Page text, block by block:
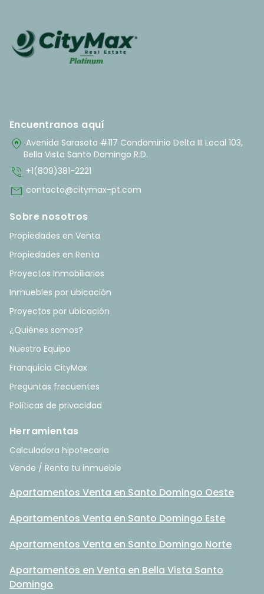
Encuentranos aquí
home_pin Avenida Sarasota #117 Condominio Delta III Local 103,
Bella Vista Santo Domingo R.D.
phone_in_talk +1(809)381-2221
mail contacto@citymax-pt.com
Sobre nosotros
Propiedades en Venta
Propiedades en Renta
Proyectos Inmobiliarios
Inmuebles por ubicación
Proyectos por ubicación
¿Quiénes somos?
Nuestro Equipo
Franquicia CityMax
Preguntas frecuentes
Políticas de privacidad
Herramientas
Calculadora hipotecaria
Vende / Renta tu inmueble
Apartamentos Venta en Santo Domingo Oeste
Apartamentos Venta en Santo Domingo Este
Apartamentos Venta en Santo Domingo Norte
Apartamentos en Venta en Bella Vista Santo
Domingo